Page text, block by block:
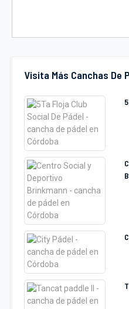
Visita Más Canchas De